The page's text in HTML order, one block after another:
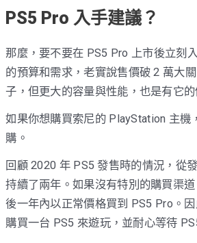
PS5 Pro 入手建議？
那麼，要不要在 PS5 Pro 上市後立刻
的預算和需求，老實說售價破 2 萬大
子，但更大的容量與性能，也是有它的
如果你想購買索尼的 PlayStation 主機
購。
回顧 2020 年 PS5 發售時的情況，從
持續了兩年。如果沒有特別的購買渠
後一年內以正常價格買到 PS5 Pro。
購買一台 PS5 來遊玩，並耐心等待